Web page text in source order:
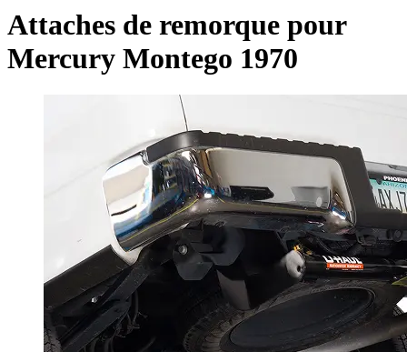
Attaches de remorque pour
Mercury Montego 1970